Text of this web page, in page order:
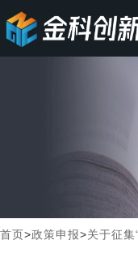
首页>政策申报>关于征集